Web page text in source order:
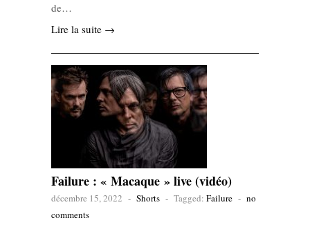
de…
Lire la suite →
Failure : « Macaque » live (vidéo)
décembre 15, 2022 - Shorts - Tagged: Failure - no
comments